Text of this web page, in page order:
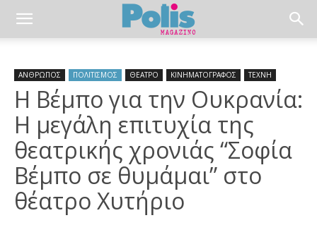
ΑΝΘΡΩΠΟΣ ΠΟΛΙΤΙΣΜΟΣ ΘΕΑΤΡΟ ΚΙΝΗΜΑΤΟΓΡΑΦΟΣ ΤΕΧΝΗ
Η Βέμπο για την Ουκρανία:
Η μεγάλη επιτυχία της
θεατρικής χρονιάς “Σοφία
Βέμπο σε θυμάμαι” στο
θέατρο Χυτήριο